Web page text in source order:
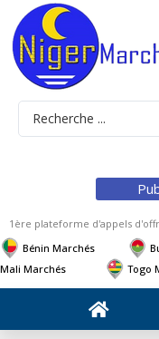
1ère plateforme d'appels
Bénin Marchés
Mali Marchés
Togo